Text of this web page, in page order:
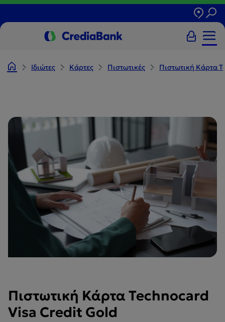
Ιδιώτες Κάρτες Πιστωτικές Πιστωτική Κάρτα
Πιστωτική Κάρτα Technocard
Visa Credit Gold